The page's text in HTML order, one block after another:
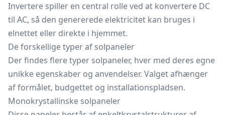
Invertere spiller en central rolle ved at konvertere DC
til AC, så den genererede elektricitet kan bruges i
elnettet eller direkte i hjemmet.
De forskellige typer af solpaneler
Der findes flere typer solpaneler, hver med deres egne
unikke egenskaber og anvendelser. Valget afhænger
af formålet, budgettet og installationspladsen.
Monokrystallinske solpaneler